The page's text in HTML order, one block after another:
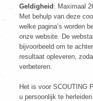
Geldigheid : Maximaal
Met behulp van deze
welke pagina’s worden
onze website. De
bijvoorbeeld om te
resultaat opleveren,
verbeteren.
Het is voor SCOUTING
u persoonlijk te